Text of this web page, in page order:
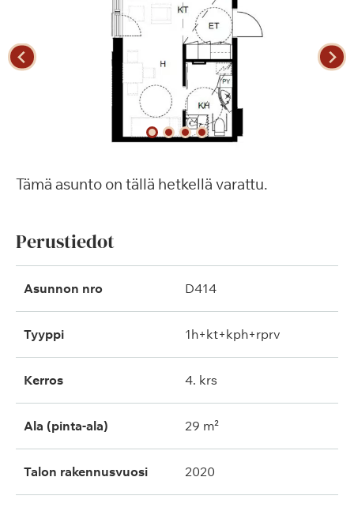
Tämä asunto on tällä hetkellä varattu.
Perustiedot
Asunnon nro D414
Tyyppi 1h+kt+kph+rprv
Kerros 4. krs
Ala (pinta-ala) 29 m²
Talon rakennusvuosi 2020